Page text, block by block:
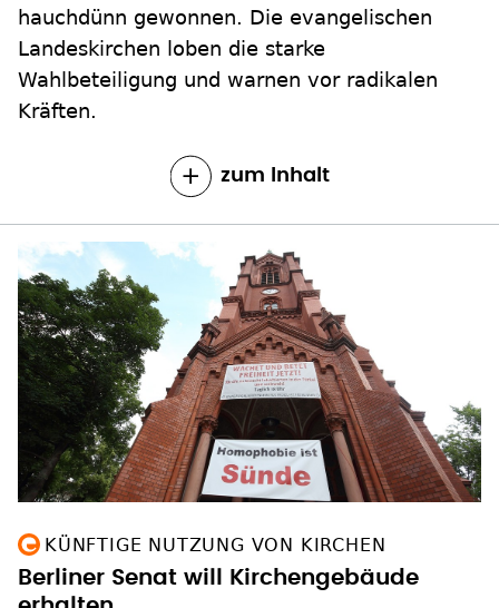
hauchdünn gewonnen. Die evangelischen
Landeskirchen loben die starke
Wahlbeteiligung und warnen vor radikalen
Kräften.
zum Inhalt
KÜNFTIGE NUTZUNG VON KIRCHEN
Berliner Senat will Kirchengebäude